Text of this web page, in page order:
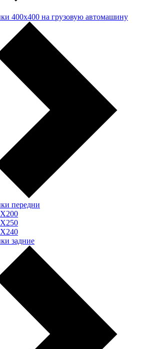
400х400 на грузовую автомашину
передни
задние